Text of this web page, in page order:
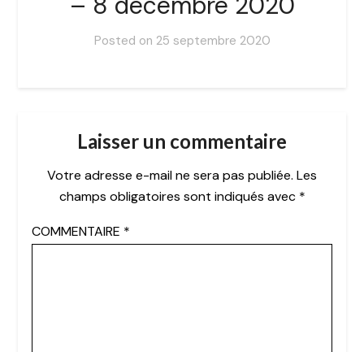
Posted on 25 septembre 2020
Laisser un commentaire
Votre adresse e-mail ne sera pas publiée. Les
champs obligatoires sont indiqués avec *
COMMENTAIRE *